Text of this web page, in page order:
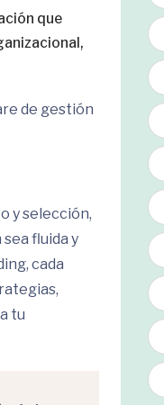
que
de gestión
y selección,
fluida y
cada
tu